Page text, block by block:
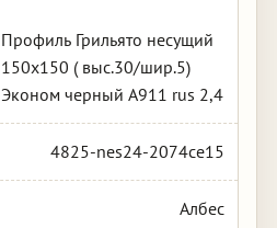
Профиль Грильято несущий
150х150 ( выс.30/шир.5)
Эконом черный А911 rus 2,4
4825-nes24-2074ce15
Албес